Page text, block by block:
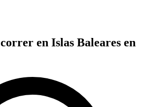
en Islas Baleares en